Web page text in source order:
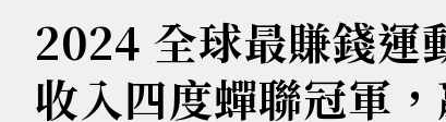
2024 全球最賺錢運
收入四度蟬聯冠軍